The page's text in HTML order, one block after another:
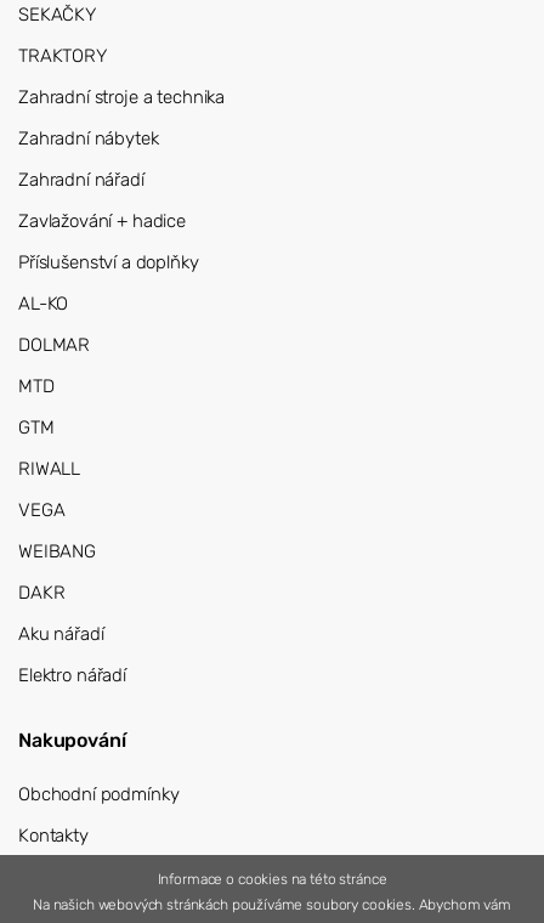
SEKAČKY
TRAKTORY
Zahradní stroje a technika
Zahradní nábytek
Zahradní nářadí
Zavlažování + hadice
Příslušenství a doplňky
AL-KO
DOLMAR
MTD
GTM
RIWALL
VEGA
WEIBANG
DAKR
Aku nářadí
Elektro nářadí
Nakupování
Obchodní podmínky
Kontakty
Informace o cookies na této stránce
Na našich webových stránkách používáme soubory cookies. Abychom vám